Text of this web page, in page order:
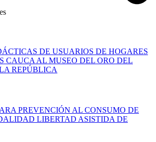
DE USUARIOS DE HOGARES
CAUCA AL MUSEO DEL ORO DEL
REPÚBLICA
PREVENCIÓN AL CONSUMO DE
LIBERTAD ASISTIDA DE